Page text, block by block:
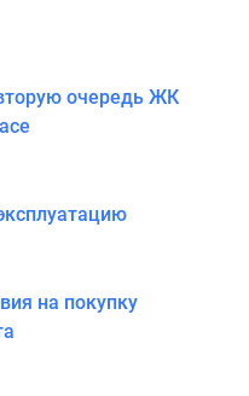
очередь ЖК
на покупку